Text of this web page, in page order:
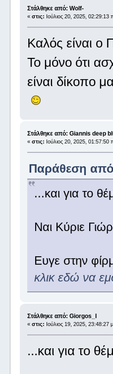
Στάλθηκε από: Wolf-
« στις: Ιούλιος 20, 2025, 02:29:13
Καλός είναι ο
Το μόνο ότι
είναι δίκοπο
Στάλθηκε από: Giannis deep
« στις: Ιούλιος 20, 2025, 01:57:50
Παράθεση
...και για το
Ναι Κύριε
Ευγε στην
κλικ εδώ να
Στάλθηκε από: Giorgos_I
« στις: Ιούλιος 19, 2025, 23:48:27
...και για το